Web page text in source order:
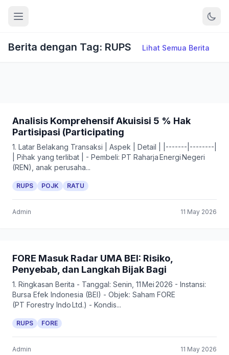
Berita dengan Tag: RUPS Lihat Semua Berita
Analisis Komprehensif Akuisisi 5 % Hak
Partisipasi (Participating
1. Latar Belakang Transaksi | Aspek | Detail | |-------|--------|
| Pihak yang terlibat | - Pembeli: PT Raharja Energi Negeri
(REN), anak perusaha...
RUPS POJK RATU
Admin 11 May 2026
FORE Masuk Radar UMA BEI: Risiko,
Penyebab, dan Langkah Bijak Bagi
1. Ringkasan Berita - Tanggal: Senin, 11 Mei 2026 - Instansi:
Bursa Efek Indonesia (BEI) - Objek: Saham FORE
(PT Forestry Indo Ltd.) - Kondis...
RUPS FORE
Admin 11 May 2026